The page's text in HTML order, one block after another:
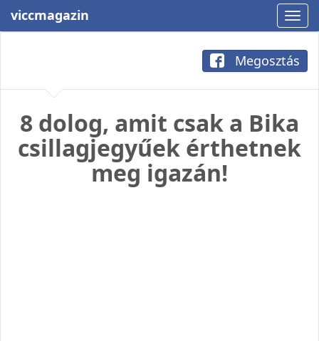
viccmagazin
Megosztás
8 dolog, amit csak a Bika
csillagjegyűek érthetnek
meg igazán!